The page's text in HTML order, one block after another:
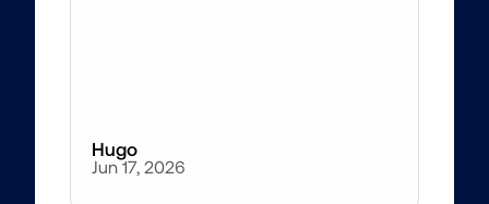
Hugo
Jun 17, 2026